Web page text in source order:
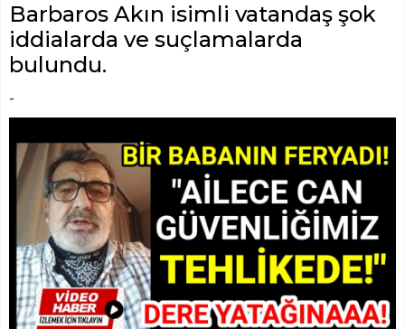
Barbaros Akın isimli vatandaş şok
iddialarda ve suçlamalarda
bulundu.
-